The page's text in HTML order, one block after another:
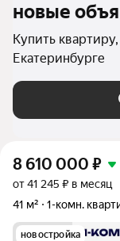
новые
Купить
Екатеринбурге
8 610 000 ₽
от 41 245 ₽ в месяц
41 м²
1-комн.
новостройка